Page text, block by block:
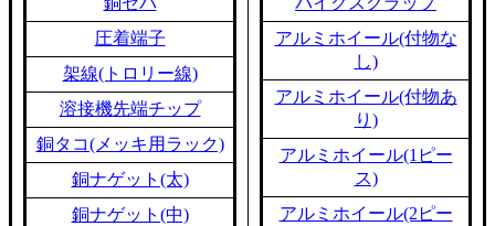
圧着端子
架線(トロリー線)
溶接機先端チップ
銅タコ(メッキ用ラック)
銅ナゲット(太)
銅ナゲット(中)
アルミホイール(付物な
し)
アルミホイール(付物あ
り)
アルミホイール(1ピー
ス)
アルミホイール(2ピー